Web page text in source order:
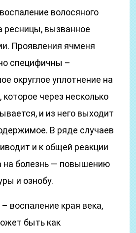
волосяного
ресницы, вызванное
Проявления ячменя
специфичны –
округлое уплотнение на
которое через несколько
и из него выходит
В ряде случаев
и к общей реакции
на болезнь — повышению
и ознобу.
– воспаление края века,
быть как